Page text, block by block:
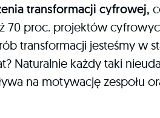
transformacji cyfrowej,
70 proc. projektów
transformacji jesteśmy w
Naturalnie każdy taki
na motywację zespołu